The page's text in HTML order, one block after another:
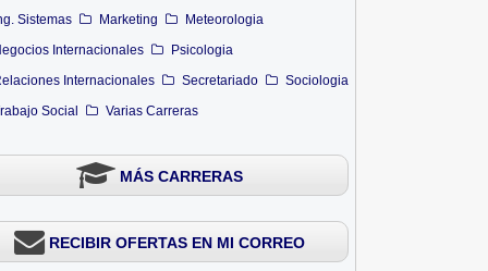
Sistemas
Marketing
Meteorologia
Internacionales
Psicologia
Internacionales
Secretariado
Sociologia
Social
Varias Carreras
MÁS CARRERAS
RECIBIR OFERTAS EN MI CORREO